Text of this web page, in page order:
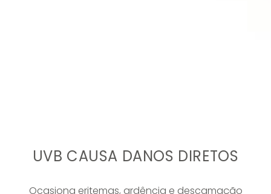
UVB CAUSA DANOS DIRETOS
Ocasiona eritemas, ardência e descamação